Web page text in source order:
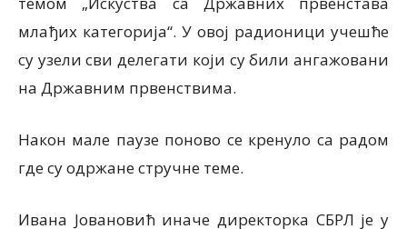
млађих категорија“. У овој радионици учешће
су узели сви делегати који су били ангажовани
на Државним првенствима.
Након мале паузе поново се кренуло са радом
где су одржане стручне теме.
Ивана Јовановић иначе директорка СБРЛ је у